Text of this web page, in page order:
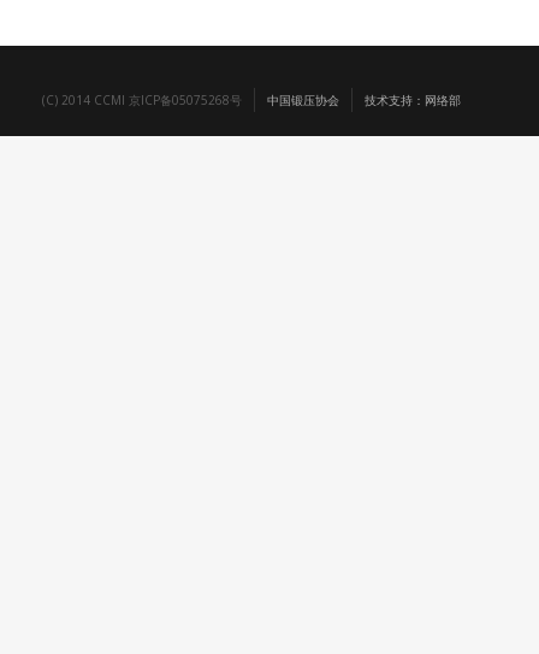
(C) 2014 CCMI 京ICP备05075268号 中国锻压协会 技术支持：网络部